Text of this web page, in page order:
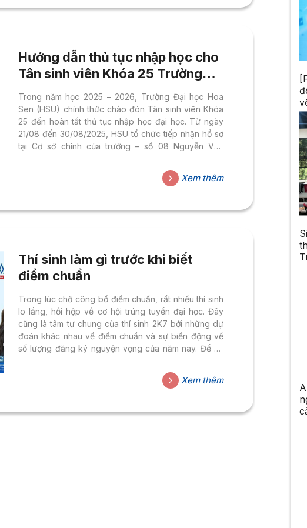
Quân, tân...
Hướng dẫn thủ tục nhập học cho
Tân sinh viên Khóa 25 Trường
Đại học Hoa Sen
Trong năm học 2025 – 2026, Trường Đại học Hoa
Sen (HSU) chính thức chào đón Tân sinh viên Khóa
25 đến hoàn tất thủ tục nhập học đại học. Từ ngày
21/08 đến 30/08/2025, HSU tổ chức tiếp nhận hồ sơ
tại Cơ sở chính của trường – số 08 Nguyễn Văn
giúp tân sinh viên chuẩn bị đầy đủ giấy tờ, thực hiện
đúng quy trình, để quá trình nhập học diễn ra nhanh
học Tân...
Xem thêm
Thí sinh làm gì trước khi biết
điểm chuẩn
Trong lúc chờ công bố điểm chuẩn, rất nhiều thí sinh
lo lắng, hồi hộp về cơ hội trúng tuyển đại học. Đây
cũng là tâm tư chung của thí sinh 2K7 bởi những dự
đoán khác nhau về điểm chuẩn và sự biến động về
số lượng đăng ký nguyện vọng của năm nay. Để an
giảng đường đại học, nhiều thí sinh đã tìm hiểu về xét
tuyển bổ sung bằng học bạ tại Đại học Hoa Sen
Xem thêm